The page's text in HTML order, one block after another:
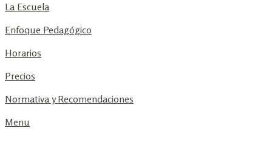
La Escuela
Enfoque Pedagógico
Horarios
Precios
Normativa y Recomendaciones
Menu